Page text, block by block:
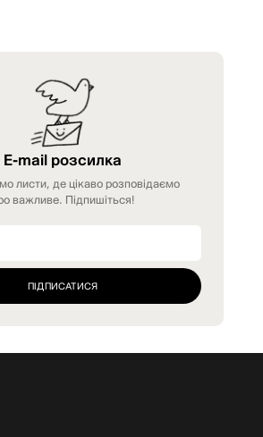
E-mail розсилка
листи, де цікаво розповідаємо
важливе. Підпишіться!